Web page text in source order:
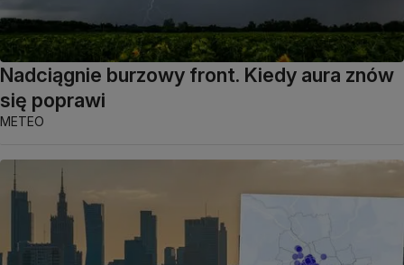
Nadciągnie burzowy front. Kiedy aura znów
się poprawi
METEO